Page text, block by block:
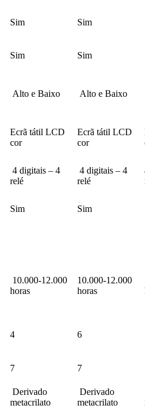
Sim Sim
Sim Sim
Alto e Baixo Alto e Baixo
Ecrã tátil LCD
cor
Ecrã tátil LCD
cor
4 digitais – 4
relé
4 digitais – 4
relé
Sim Sim
10.000-12.000
horas
10.000-12.000
horas
4 6
7 7
Derivado
metacrilato
Derivado
metacrilato